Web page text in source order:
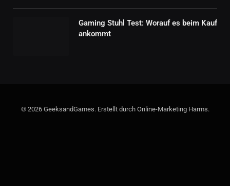
Gaming Stuhl Test: Worauf es beim Kauf
ankommt
© 2026 GeeksandGames. Erstellt durch Online-Marketing Harms.